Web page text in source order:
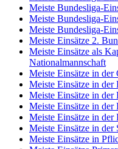
Meiste Bundesliga-
Meiste Bundesliga-
Meiste Bundesliga-
Meiste Einsätze 2.
Meiste Einsätze als
Nationalmannschaft
Meiste Einsätze in der
Meiste Einsätze in der
Meiste Einsätze in der
Meiste Einsätze in der
Meiste Einsätze in der
Meiste Einsätze in der
Meiste Einsätze in